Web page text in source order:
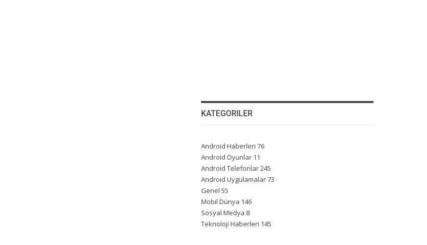
KATEGORILER
Android Haberleri 76
Android Oyunlar 11
Android Telefonlar245
Android Uygulamalar73
Genel 55
Mobil Dünya 146
Sosyal Medya 8
Teknoloji Haberleri 145